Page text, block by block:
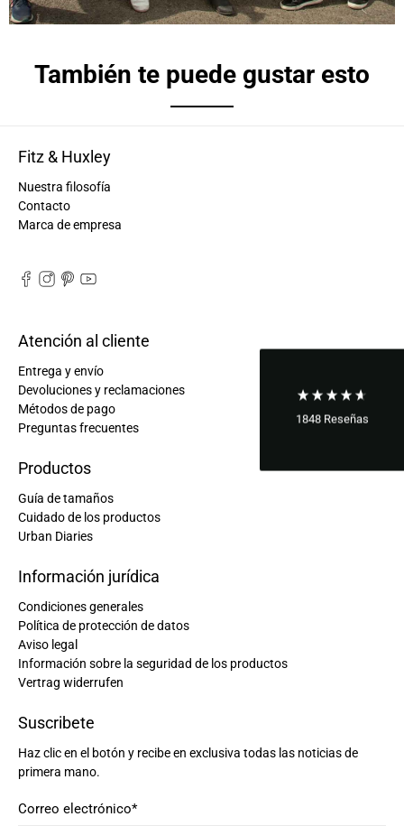
1848 Reseñas
También te puede gustar esto
Fitz & Huxley
Nuestra filosofía
Contacto
Marca de empresa
Atención al cliente
Entrega y envío
Devoluciones y reclamaciones
Métodos de pago
Preguntas frecuentes
Productos
Guía de tamaños
Cuidado de los productos
Urban Diaries
Información jurídica
Condiciones generales
Política de protección de datos
Aviso legal
Información sobre la seguridad de los productos
Vertrag widerrufen
Suscribete
Haz clic en el botón y recibe en exclusiva todas las noticias de
primera mano.
Correo electrónico*